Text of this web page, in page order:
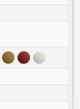
Nâu Đỏ Trắng